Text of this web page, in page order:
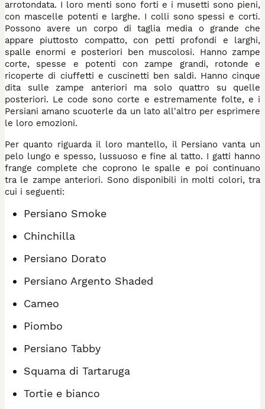
arrotondata. I loro menti sono forti e i musetti sono pieni,
con mascelle potenti e larghe. I colli sono spessi e corti.
Possono avere un corpo di taglia media o grande che
appare piuttosto compatto, con petti profondi e larghi,
spalle enormi e posteriori ben muscolosi. Hanno zampe
corte, spesse e potenti con zampe grandi, rotonde e
ricoperte di ciuffetti e cuscinetti ben saldi. Hanno cinque
dita sulle zampe anteriori ma solo quattro su quelle
posteriori. Le code sono corte e estremamente folte, e i
Persiani amano scuoterle da un lato all'altro per esprimere
le loro emozioni.
Per quanto riguarda il loro mantello, il Persiano vanta un
pelo lungo e spesso, lussuoso e fine al tatto. I gatti hanno
frange complete che coprono le spalle e poi continuano
tra le zampe anteriori. Sono disponibili in molti colori, tra
cui i seguenti:
Persiano Smoke
Chinchilla
Persiano Dorato
Persiano Argento Shaded
Cameo
Piombo
Persiano Tabby
Squama di Tartaruga
Tortie e bianco